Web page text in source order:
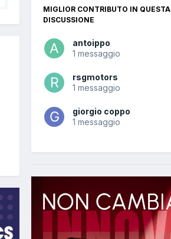
MIGLIOR CONTRIBUTO IN QUESTA
DISCUSSIONE
antoippo
1 messaggio
rsgmotors
1 messaggio
giorgio coppo
1 messaggio